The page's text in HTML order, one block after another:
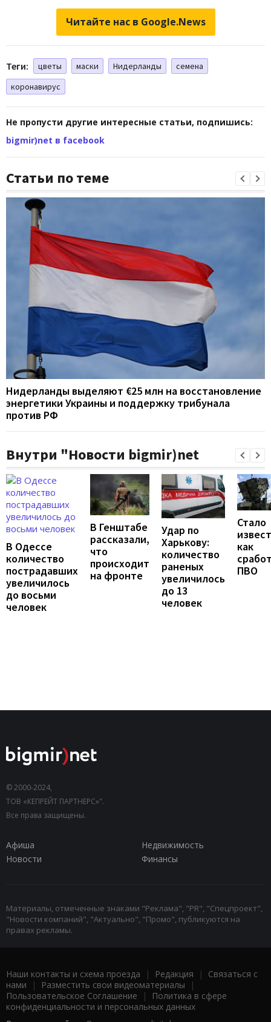
Читайте нас в Google.News
Теги: цветы маски Нидерланды
семена
коронавирус
Не пропусти другие интересные статьи, подпишись:
bigmir)net в facebook
Статьи по теме
Нидерланды выделяют €25 млн на восстановление
энергетики Украины и поддержку трибунала
против РФ
Внутри "Новости bigmir)net
В Одессе
количество
пострадавших
увеличилось
до восьми
человек
В Генштабе
рассказали,
что
происходит
на фронте
Удар по
Харькову:
количество
раненых
увеличилось
до 13
человек
Стало
как
ПВО
© 2000-2024,
ТОВ «КЕПРЕЙТ ПАРТНЕРС»".
Все права защищены.
Афиша
Недвижимость
Новости
Финансы
Материалы, отмеченные знаками "Реклама", "PR", "Спецпроект",
"Новости компаний", "Актуально", "Промо", публикуются на
правах рекламы.
Наши контакты и схема проезда | Редакция | Связаться с
нами | Разместить свои видеоматериалы |
Пользовательское Соглашение |
Политика в сфере
конфиденциальности и персональных данных